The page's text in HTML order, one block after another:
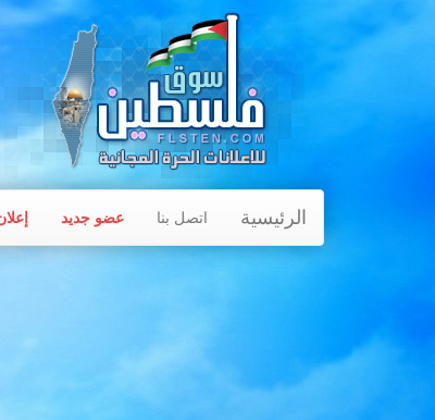
الرئيسية اتصل بنا عضو جديد